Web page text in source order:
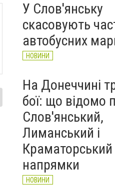
У Слов'янську
скасовують
автобусних
НОВИНИ
На Донеччині
бої: що відомо
Слов'янський,
Лиманський і
Краматорський
напрямки
НОВИНИ